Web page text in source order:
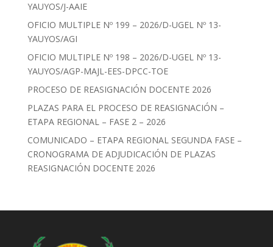
YAUYOS/J-AAIE
OFICIO MULTIPLE Nº 199 – 2026/D-UGEL Nº 13-
YAUYOS/AGI
OFICIO MULTIPLE Nº 198 – 2026/D-UGEL Nº 13-
YAUYOS/AGP-MAJL-EES-DPCC-TOE
PROCESO DE REASIGNACIÓN DOCENTE 2026
PLAZAS PARA EL PROCESO DE REASIGNACIÓN –
ETAPA REGIONAL – FASE 2 – 2026
COMUNICADO – ETAPA REGIONAL SEGUNDA FASE –
CRONOGRAMA DE ADJUDICACIÓN DE PLAZAS
REASIGNACIÓN DOCENTE 2026